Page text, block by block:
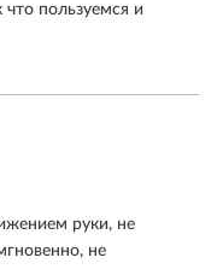
пользуемся и
руки, не
не